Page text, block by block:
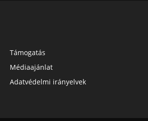
Támogatás
Médiaajánlat
Adatvédelmi irányelvek